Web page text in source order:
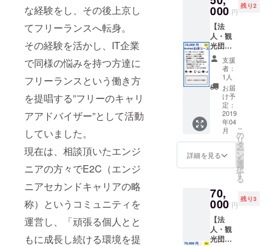
な経験をし、その後上京し
てフリーランスへ転身。
その経験を活かし、IT企業
で同様の悩みを持つ方達に
フリーランスという働き方
を提唱する”フリーのキャリ
アアドバイザー”として活動
していました。
現在は、相談頂いたエンジ
ニアの方々でE2C（エンジ
ニアセカンドキャリアの略
称）というコミュニティを
運営し、「頑張る個人とと
もに成長し続ける環境を提
日のリ
リース
記念
パー
ティと
一緒に
まとめ
て参加
も可能
です^^
※場所は
東京都
内で
す。沖
縄では
ないの
でご注
意くだ
イベン
トの日
程は、
2019/02
/09(土)
午後を
予定し
ていま
す。 ※
沖縄居
酒屋貸
切イベ
ントの
日程
は、
2019/02
/11(月
祝)18
予定し
ていま
す。前
日のリ
リース
記念
ます。
・お店
などお
任せし
ます。
全てご
馳走願
いま
す。 ※
リリー
ス記念
イベン
トの日
程は、
2019/02
午後を
予定し
す。
ができ
ます。
（FB投
稿は
我々も
コメン
トして
盛り上
げま
す）
【注意
事項】
・こち
らは協
とは別
です。
の際は
個人で
「みな
さま向
け」ご
ど 【注
意事
項】 ・
2019年
春制作
予定の
アテン
ダー・
オウン
ドメ
ディア
に掲載
予定 ・
特設
などはβ
版リ
映とな
ります
・PR動
画や登
壇など
は順次
・リ
リース
記念イ
ベント
（開発
秘話 / 開
発者交
流会）
・新宿
２丁目
で、代
表宮城
を連れ
回せる
権利 そ
こまで
めに設
定して
ます。
○○バー
の費用
は出し
なた様
の写真
を額縁
に入れ
て圧倒
的に称
えさせ
ていた
だきま
す！！
額縁は
いい感
じのに
しま
す。 ま
た、
ページ
ができ
ました
ら掲載
させて
いただ
000 円
残り2
【法
人・観
光団体
向け】
よりど
りみど
りお得
コース
・PR動
画のエ
ンド
ロール /
特設
ページ
御社名&
ロゴ&簡
掲載 ・
代表、
宮城
（沖縄
出身）
を登壇
支援
者：
1人
お届
け予
定：
2019
年04
月
詳細を見る
こ
の
リ
タ
ー
ン
を
選
択
す
る
70,
000 円
残り3
【法
人・観
光団体